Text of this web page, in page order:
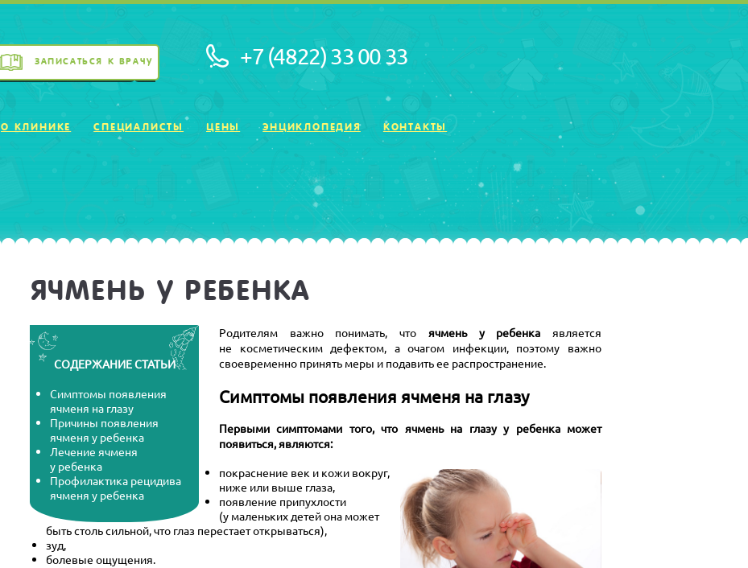
ЗАПИСАТЬСЯ К ВРАЧУ +7 (4822) 33 00 33
О КЛИНИКЕ СПЕЦИАЛИСТЫ ЦЕНЫ ЭНЦИКЛОПЕДИЯ КОНТАКТЫ
ЯЧМЕНЬ У РЕБЕНКА
СОДЕРЖАНИЕ СТАТЬИ
Симптомы появления
ячменя на глазу
Причины появления
ячменя у ребенка
Лечение ячменя
у ребенка
Профилактика рецидива
ячменя у ребенка
Родителям важно понимать, что ячмень у ребенка является
не косметическим дефектом, а очагом инфекции, поэтому важно
своевременно принять меры и подавить ее распространение.
Симптомы появления ячменя на глазу
Первыми симптомами того, что ячмень на глазу у ребенка может
появиться, являются:
покраснение век и кожи вокруг,
ниже или выше глаза,
появление припухлости
(у маленьких детей она может
быть столь сильной, что глаз перестает открываться),
зуд,
болевые ощущения.